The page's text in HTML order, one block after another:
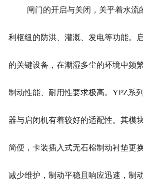
闸门的开启与关闭，关乎着水流
利枢纽的防洪、灌溉、发电等功能。
的关键设备，在潮湿多尘的环境中频
制动性能、耐用性要求极高。YPZ系
器与启闭机有着较好的适配性。其模
简便，卡装插入式无石棉制动衬垫更
减少维护，制动平稳且响应迅速，制